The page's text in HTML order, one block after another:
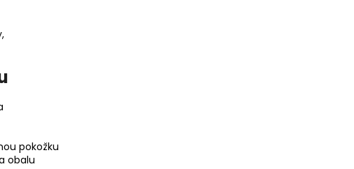
pokožku
obalu